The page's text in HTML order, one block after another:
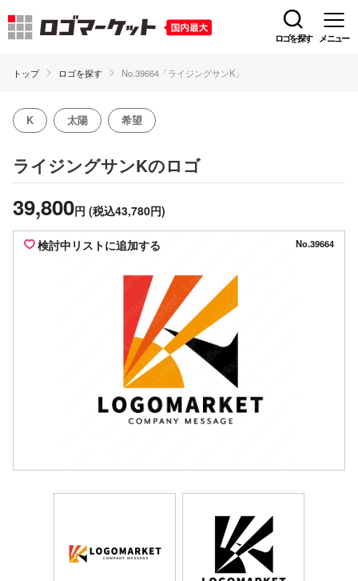
ロゴを探す メニュー
トップ ロゴを探す No.39664「ライジングサンK」
K 太陽 希望
ライジングサンKのロゴ
39,800円 (税込43,780円)
検討中リストに追加する No.39664